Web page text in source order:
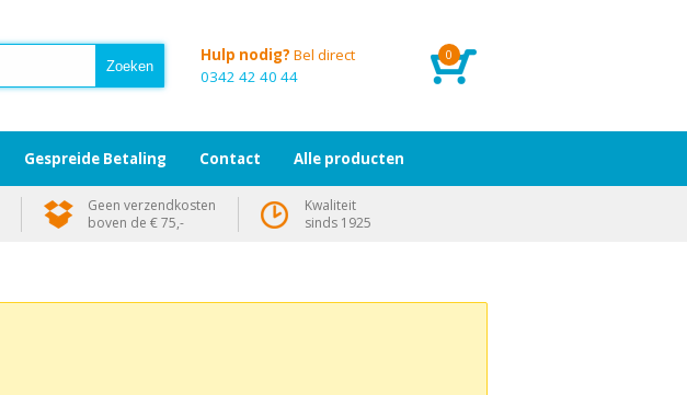
0
Hulp nodig? Bel direct
0342 42 40 44
Gespreide Betaling Contact Alle producten
Geen verzendkosten
boven de € 75,-
Kwaliteit
sinds 1925